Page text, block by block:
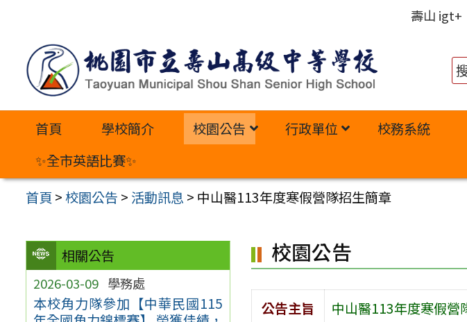
內
壽山 igt+
首頁 學校簡介 校園公告 行政單位 校務系統
✨全市英語比賽✨
首頁 >校園公告 > 活動訊息 > 中山醫113年度寒假營隊招生簡章
相關公告
2026-03-09 學務處
本校角力隊參加【中華民國115
校園公告
公告主旨
中山醫113年度寒假營